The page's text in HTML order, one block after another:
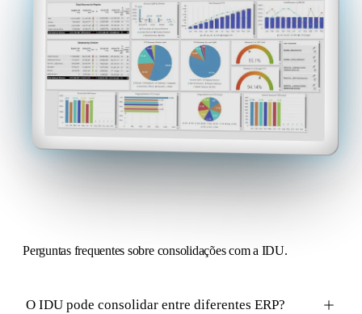
Perguntasfrequentes sobre consolidações com a IDU.
O IDU pode consolidar entre diferentes ERP?